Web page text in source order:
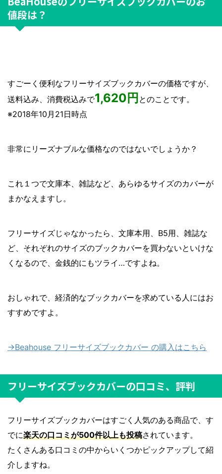
値段は？
すごーく便利なフリーサイズブックカバーの価格ですが、
送料込み、消費税込みで1,620円 とのことです。
※2018年10月21日時点
非常にリーズナブルな価格なのではないでしょうか？
これ１つで文庫本、雑誌など、あらゆるサイズのカバーが
まかなえますし。
フリーサイズじゃなかったら、文庫本用、B5用、雑誌な
ど、それぞれのサイズのブックカバーを買わないといけな
くなるので、金銭的にもツライ…ですよね。
おしゃれで、経済的なブックカバーを求めている人にはお
すすめですよ。
→Beahouse フリーサイズブックカバー の購入はこちら
フリーサイズブックカバーの口コミ、評判
フリーサイズブックカバーはすごく人気のある商品で、す
でに楽天の口コミが500件以上も投稿されています。
たくさんある口コミの中からいくつかピックアップして紹
介しますね。